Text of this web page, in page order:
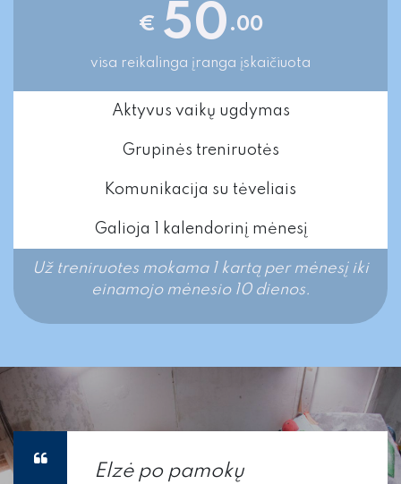
€ 50 .00
visa reikalinga įranga įskaičiuota
Aktyvus vaikų ugdymas
Grupinės treniruotės
Komunikacija su tėveliais
Galioja 1 kalendorinį mėnesį
Už treniruotes mokama 1 kartą per mėnesį iki
einamojo mėnesio 10 dienos.​
Elzė po pamokų